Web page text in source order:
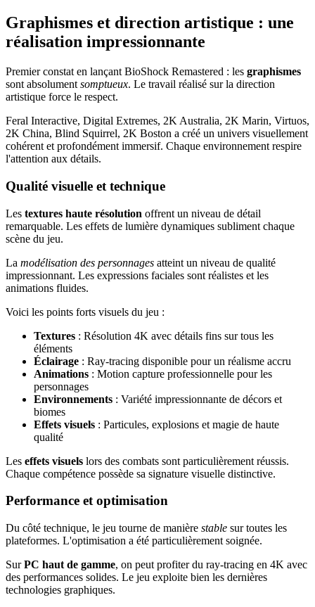
Graphismes et direction artistique : une
réalisation impressionnante
Premier constat en lançant BioShock Remastered : les graphismes
sont absolument somptueux. Le travail réalisé sur la direction
artistique force le respect.
Feral Interactive, Digital Extremes, 2K Australia, 2K Marin, Virtuos,
2K China, Blind Squirrel, 2K Boston a créé un univers visuellement
cohérent et profondément immersif. Chaque environnement respire
l'attention aux détails.
Qualité visuelle et technique
Les textures haute résolution offrent un niveau de détail
remarquable. Les effets de lumière dynamiques subliment chaque
scène du jeu.
La modélisation des personnages atteint un niveau de qualité
impressionnant. Les expressions faciales sont réalistes et les
animations fluides.
Voici les points forts visuels du jeu :
Textures : Résolution 4K avec détails fins sur tous les
éléments
Éclairage : Ray-tracing disponible pour un réalisme accru
Animations : Motion capture professionnelle pour les
personnages
Environnements : Variété impressionnante de décors et
biomes
Effets visuels : Particules, explosions et magie de haute
qualité
Les effets visuels lors des combats sont particulièrement réussis.
Chaque compétence possède sa signature visuelle distinctive.
Performance et optimisation
Du côté technique, le jeu tourne de manière stable sur toutes les
plateformes. L'optimisation a été particulièrement soignée.
SurPC haut de gamme, on peut profiter du ray-tracing en 4K avec
des performances solides. Le jeu exploite bien les dernières
technologies graphiques.